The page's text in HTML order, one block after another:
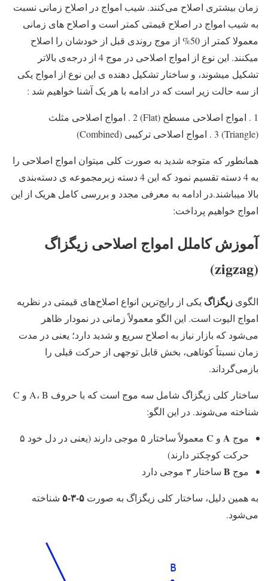
زمان بیشتری اصلاح می‌کنند. شیب امواج در اصلاح زمانی نسبت
به شیب امواج در اصلاح قیمتی کمتر است و اصلاح های زمانی
معمولا کمتر از 50% از موج روندی قبل از خودشان را اصلاح
میکنند. این نوع از امواج اصلاحی در موج 4 از درجه‌ی بالاتر
تشکیل میشوند، و ساختار تشکیل دهنده ی این نوع از امواج یکی
از سه حالت زیر است که در ادامه با هر یک آشنا خواهیم شد :
1 . امواج اصلاحی مسطح (Flat) 2 . امواج اصلاحی مثلث
(Triangle) 3 . امواج اصلاحی ترکیبی (Combined)
همانطور که متوجه شدید به صورت کلی میتوان امواج اصلاحی را
به 4 دسته تقسیم نمود که این 4 دسته زیرمجموعه ی دسته‌بندی
بالا میباشند.در ادامه به معرفی مجدد و بررسی کامل هریک از این
امواج خواهیم پرداخت:
آموزش کاملل امواج اصلاحی زیگزاگ
(zigzag)
الگوی زیگزاگ یکی از رایج‌ترین انواع اصلاح‌های قیمتی در نظریه
امواج الیوت است. این الگو معمولاً زمانی در نمودار ظاهر
می‌شود که بازار نیاز به اصلاح سریع و شدید دارد؛ یعنی در مدت
زمان نسبتاً کوتاهی، بخش قابل توجهی از حرکت قبلی را
بازمی‌گرداند.
ساختار کلی زیگزاگ شامل سه موج است که با حروف A، B و C
شناخته می‌شوند. در این الگو:
موج A و C
معمولاً ساختار ۵ موجی دارند (یعنی در دل خود ۵
حرکت کوچکتر دارند)
موج B ساختار ۳ موجی دارد
به همین دلیل، ساختار کلی زیگزاگ به صورت ۵-۳-۵
شناخته
می‌شود.